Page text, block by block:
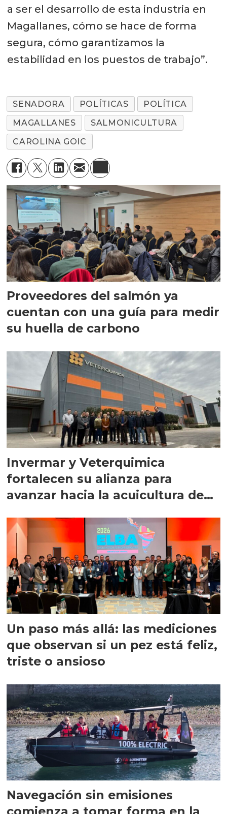
a ser el desarrollo de esta industria en
Magallanes, cómo se hace de forma
segura, cómo garantizamos la
estabilidad en los puestos de trabajo”.
SENADORA POLÍTICAS
POLÍTICA
MAGALLANES
SALMONICULTURA
CAROLINA GOIC
Proveedores del salmón ya
cuentan con una guía para medir
su huella de carbono
Invermar y Veterquimica
fortalecen su alianza para
avanzar hacia la acuicultura de
Un paso más allá: las mediciones
que observan si un pez está feliz,
triste o ansioso
Navegación sin emisiones